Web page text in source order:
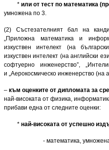
* или от тест по математика
умножена по 3.
(2) Състезателният бал на
„Приложна математика и
изкуствен интелект (на
изкуствен интелект (на английски
софтуерно инженерство”,
и „Аерокосмическо инженерство (на
– към оценките от дипломата за
най-високата от физика,
прибави една от следните оценки:
* най-високата от успешно
- математика,